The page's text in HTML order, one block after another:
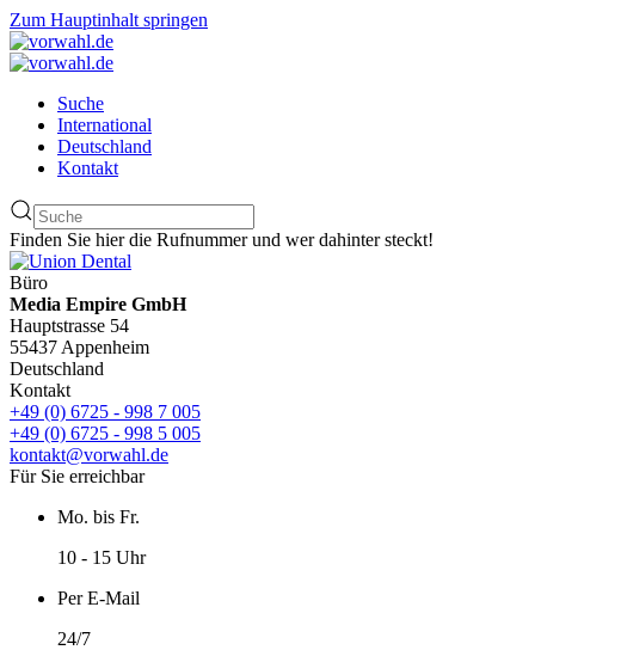
Zum Hauptinhalt springen
Suche
International
Deutschland
Kontakt
Finden Sie hier die Rufnummer und wer dahinter steckt!
Büro
Media Empire GmbH
Hauptstrasse 54
55437 Appenheim
Deutschland
Kontakt
+49 (0) 6725 - 998 7 005
+49 (0) 6725 - 998 5 005
kontakt@vorwahl.de
Für Sie erreichbar
Mo. bis Fr.
10 - 15 Uhr
Per E-Mail
24/7